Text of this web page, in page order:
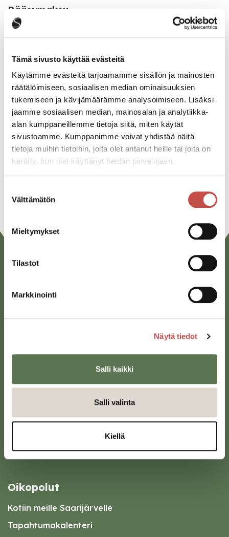
Tämä sivusto käyttää evästeitä
Käytämme evästeitä tarjoamamme sisällön ja mainosten
räätälöimiseen, sosiaalisen median ominaisuuksien
tukemiseen ja kävijämäärämme analysoimiseen. Lisäksi
jaamme sosiaalisen median, mainosalan ja analytiikka-
alan kumppaneillemme tietoja siitä, miten käytät
sivustoamme. Kumppanimme voivat yhdistää näitä
tietoja muihin tietoihin, joita olet antanut heille tai joita on
kerätty, kun olet käyttänyt heidän palvelujaan.
valinta
Välttämätön
Mieltymykset
Tilastot
Markkinointi
Näytä tiedot
Salli kaikki
Salli valinta
Kiellä
Pääsymaksu
20€
Katso kaikki tapahtumat
Jaa tapahtuma:
Facebook
Linkedin
Sivulantie 11, PL 13
kirjaamo@saarijarvi.fi
Oikopolut
Kotiin meille Saarijärvelle
Tapahtumakalenteri